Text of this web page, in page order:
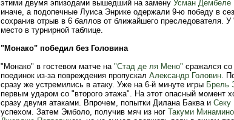
этими двумя эпизодами вышедший на замену Усман Дембеле
иначе, а подопечные Луиса Энрике одержали 9-ю победу в
сохранив отрыв в 6 баллов от ближайшего преследователя.
место в турнирной таблице.
"Монако" победил без Головина
"Монако" в гостевом матче на "Стад де ля Мено" сражался со
поединок из-за повреждения пропускал Александр Головин.
сразу же устремились в атаку. Уже на 6-й минуте игры Брель
первым ударом со "второго этажа". На этот опасный момент
сразу двумя атаками. Впрочем, попытки Дилана Баква и Секу
успехом. Затем Эмболо, получив мяч из ног Такуми Минамино